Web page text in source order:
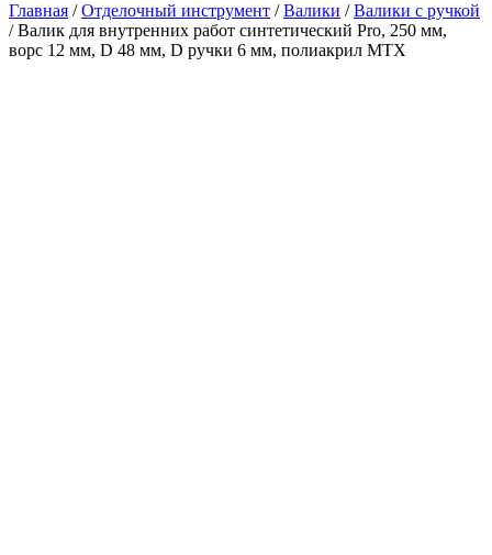
Главная /Отделочный инструмент /Валики /Валики с ручкой
/Валик для внутренних работ синтетический Pro, 250 мм,
ворс 12 мм, D 48 мм, D ручки 6 мм, полиакрил MTX